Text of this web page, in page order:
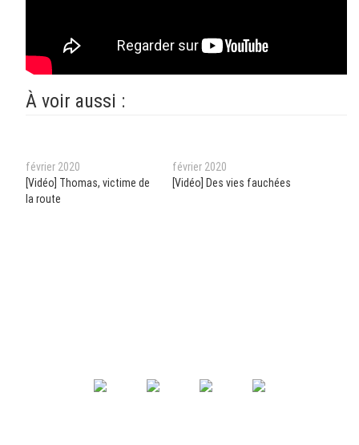
À voir aussi :
février 2020
[Vidéo] Thomas, victime de
la route
février 2020
[Vidéo] Des vies fauchées